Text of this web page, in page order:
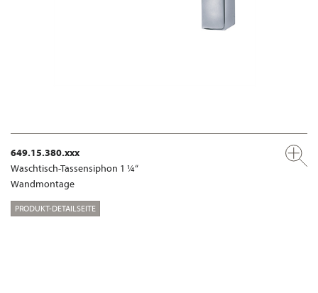
649.15.380.xxx
Waschtisch-Tassensiphon 1 ¼“
Wandmontage
PRODUKT-DETAILSEITE